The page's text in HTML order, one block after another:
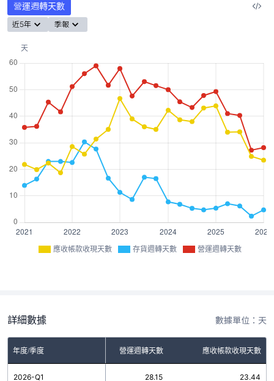
營運週轉天數
近5年 季報
應收帳款收現天數 存貨週轉天數 營運週轉天數
詳細數據 數據單位：天
年度/季度
存貨週轉天數 營運週轉天數 應收帳款收現天數
2026-Q1 28.15 23.44